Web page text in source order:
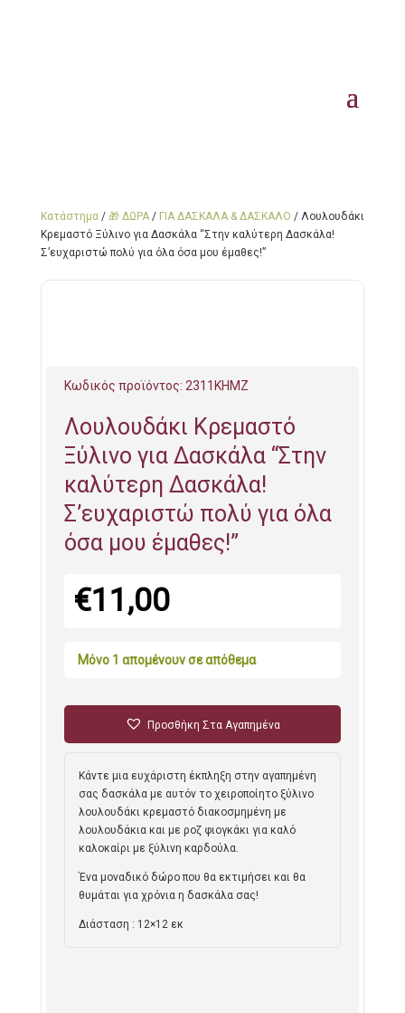
Κατάστημα/ 🎁 ΔΩΡΑ/ ΓΙΑ ΔΑΣΚΑΛΑ & ΔΑΣΚΑΛΟ / Λουλουδάκι
Κρεμαστό Ξύλινο για Δασκάλα “Στην καλύτερη Δασκάλα!
Σ’ευχαριστώ πολύ για όλα όσα μου έμαθες!”
Κωδικός προϊόντος: 2311KHMZ
Λουλουδάκι Κρεμαστό
Ξύλινο για Δασκάλα “Στην
καλύτερη Δασκάλα!
Σ’ευχαριστώ πολύ για όλα
όσα μου έμαθες!”
€11,00
Μόνο 1 απομένουν σε απόθεμα
Προσθήκη Στα Αγαπημένα
Κάντε μια ευχάριστη έκπληξη στην αγαπημένη
σας δασκάλα με αυτόν το χειροποίητο ξύλινο
λουλουδάκι κρεμαστό διακοσμημένη με
λουλουδάκια και με ροζ φιογκάκι για καλό
καλοκαίρι με ξύλινη καρδούλα.
Ένα μοναδικό δώρο που θα εκτιμήσει και θα
θυμάται για χρόνια η δασκάλα σας!
Διάσταση : 12×12 εκ